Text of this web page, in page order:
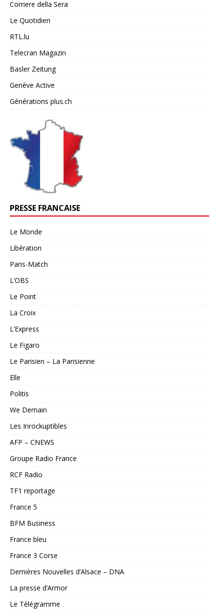
Corriere della Sera
Le Quotidien
RTL.lu
Telecran Magazin
Basler Zeitung
Genève Active
Générations plus.ch
PRESSE FRANCAISE
Le Monde
Libération
Paris-Match
L’OBS
Le Point
La Croix
L’Express
Le Figaro
Le Parisien – La Parisienne
Elle
Politis
We Demain
Les Inrockuptibles
AFP – CNEWS
Groupe Radio France
RCF Radio
TF1 reportage
France 5
BFM Business
France bleu
France 3 Corse
Dernières Nouvelles d’Alsace – DNA
La presse d’Armor
Le Télégramme